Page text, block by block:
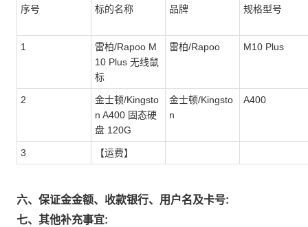
序号 标的名称 品牌 规格型号
1
雷柏/Rapoo M
10 Plus 无线鼠
标
雷柏/Rapoo M10 Plus
2
金士顿/Kingsto
n A400 固态硬
盘 120G
金士顿/Kingsto
n
A400
3 【运费】
六、保证金金额、收款银行、用户名及卡号:
七、其他补充事宜: